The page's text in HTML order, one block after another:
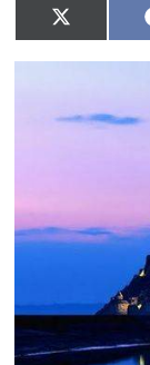
Compartir
en
X
(Twitter)